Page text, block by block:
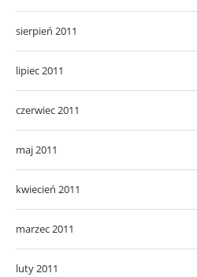
sierpień 2011
lipiec 2011
czerwiec 2011
maj 2011
kwiecień 2011
marzec 2011
luty 2011